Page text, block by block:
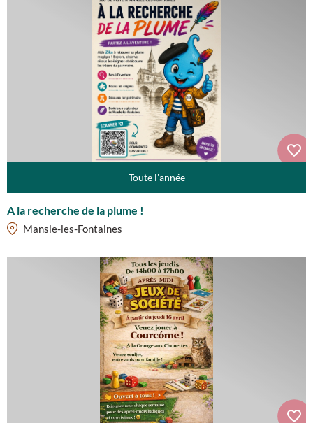
Toute l'année
A la recherche de la plume !
Mansle-les-Fontaines